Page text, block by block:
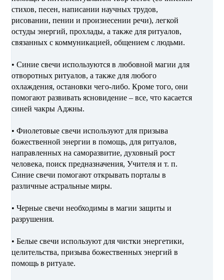
стихов, песен, написании научных трудов,
рисовании, пении и произнесении речи), легкой
остуды энергий, прохлады, а также для ритуалов,
связанных с коммуникацией, общением с людьми.
• Синие свечи используются в любовной магии для
отворотных ритуалов, а также для любого
охлаждения, остановки чего-либо. Кроме того, они
помогают развивать ясновидение – все, что касается
синей чакры Аджны.
• Фиолетовые свечи используют для призыва
божественной энергии в помощь, для ритуалов,
направленных на саморазвитие, духовный рост
человека, поиск предназначения, Учителя и т. п.
Синие свечи помогают открывать порталы в
различные астральные миры.
• Черные свечи необходимы в магии защиты и
разрушения.
• Белые свечи используют для чистки энергетики,
целительства, призыва божественных энергий в
помощь в ритуале.